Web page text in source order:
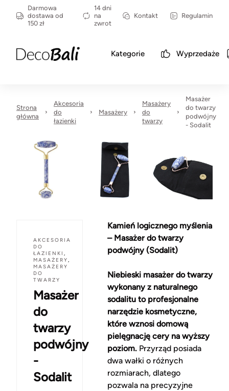
Darmowa
dostawa od
150 zł
14 dni
na
zwrot
Kontakt Regulamin
Kategorie Wyprzedaże
Strona
główna
Akcesoria
do
łazienki
Masażery
Masażery
do
twarzy
Masażer
do twarzy
podwójny
- Sodalit
AKCESORIA
DO
ŁAZIENKI ,
MASAŻERY,
MASAŻERY
DO
TWARZY
Masażer
do
twarzy
podwójny
-
Sodalit
Kamień logicznego myślenia
– Masażer do twarzy
podwójny (Sodalit)
Niebieski masażer do twarzy
wykonany z naturalnego
sodalitu to profesjonalne
narzędzie kosmetyczne,
które wznosi domową
pielęgnację cery na wyższy
poziom.Przyrząd posiada
dwa wałki o różnych
rozmiarach, dlatego
pozwala na precyzyjne